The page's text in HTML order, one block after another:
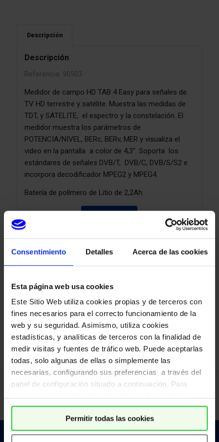
Consentimiento Detalles Acerca de las cookies
Esta página web usa cookies
Este Sitio Web utiliza cookies propias y de terceros con
fines necesarios para el correcto funcionamiento de la
web y su seguridad. Asimismo, utiliza cookies
estadísticas, y analíticas de terceros con la finalidad de
medir visitas y fuentes de tráfico web. Puede aceptarlas
todas, solo algunas de ellas o simplemente las
necesarias, configurando sus preferencias a través del
panel de configuración situado a continuación. Para
“revocar cookies” instalado a pie de página. Puede
consultar nuestra política de cookies para más
información.
Permitir todas las cookies
Descripción
Descripción
Referencia: 90503
Medidor de campo HD TAB 4 Easy para señales de
TV HD terrestre y satélite. Muestra las medidas de
TDT, y SATELITE, el espectro y la constelación. El
medidormuestra los parámetros de
POTENCIA/NIVEL, BERc, BERv, MER y visualiza el
video en la pantalla a color de 4,3″. Soporta los
estándares de señales DVB/T, DVB/C, DVB/S/S2 e
incorpora decodificador MPEG2 y MPEG4.
Batería de polímero de Litio de 2,2Ah.
Catálogo Medidores